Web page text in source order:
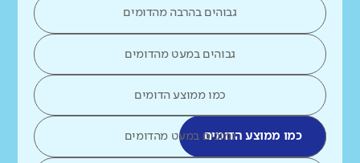
גבוהים בהרבה מהדומים
גבוהים במעט מהדומים
כמו ממוצע הדומים
כמו ממוצע הדומיםנמוכים במעט מהדומים